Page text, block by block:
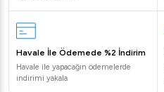
Havale İle Ödemede %2 İndirim
Havale ile yapacağın ödemelerde
indirimi yakala